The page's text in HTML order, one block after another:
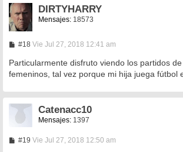
DIRTYHARRY
Mensajes: 18573
#18M
n
a
e
Vie Jul 27, 2018 12:41 am
Particularmente disfruto viendo los partidos
femeninos, tal vez porque mi hija juega fútbol
Catenacc10
Mensajes: 1397
#19MVie Jul 27, 2018 12:50 am